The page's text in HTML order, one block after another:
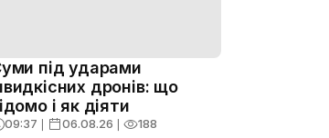
під ударами
дронів: що
і як діяти
09:37 ❘ 06.08.26 ❘ 188